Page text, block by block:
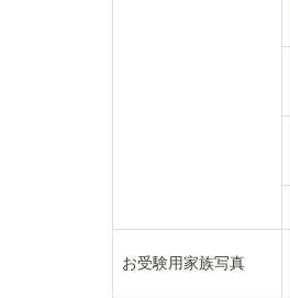
お受験用家族写真